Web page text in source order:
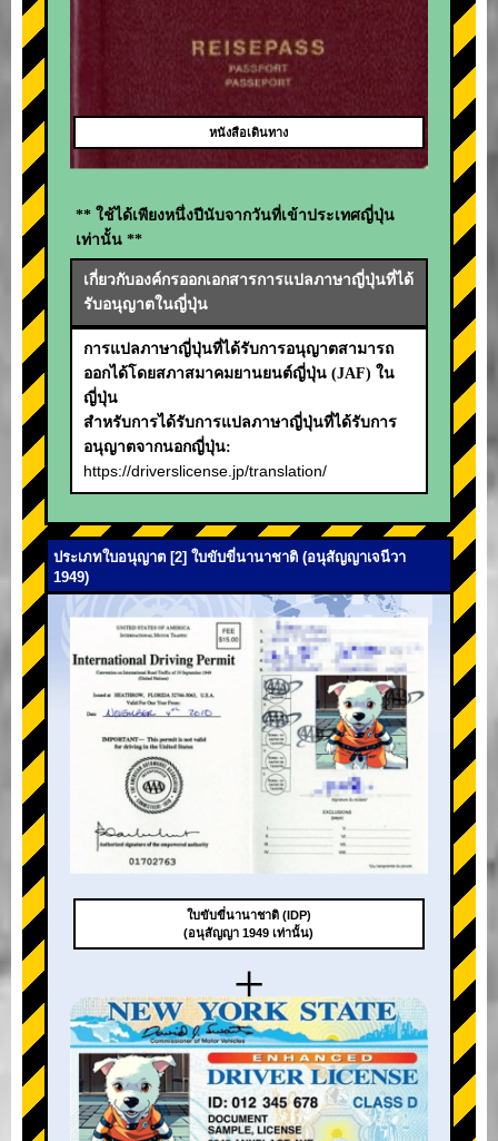
หนังสือเดินทาง
** ใช้ได้เพียงหนึ่งปีนับจากวันที่เข้าประเทศญี่ปุ่น
เท่านั้น **
เกี่ยวกับองค์กรออกเอกสารการแปลภาษาญี่ปุ่นที่ได้
รับอนุญาตในญี่ปุ่น
การแปลภาษาญี่ปุ่นที่ได้รับการอนุญาตสามารถ
ออกได้โดยสภาสมาคมยานยนต์ญี่ปุ่น (JAF) ใน
ญี่ปุ่น
สำหรับการได้รับการแปลภาษาญี่ปุ่นที่ได้รับการ
อนุญาตจากนอกญี่ปุ่น:
https://driverslicense.jp/translation/
ประเภทใบอนุญาต [2] ใบขับขี่นานาชาติ (อนุสัญญาเจนีวา
1949)
+
ใบขับขี่นานาชาติ (IDP)
(อนุสัญญา 1949 เท่านั้น)